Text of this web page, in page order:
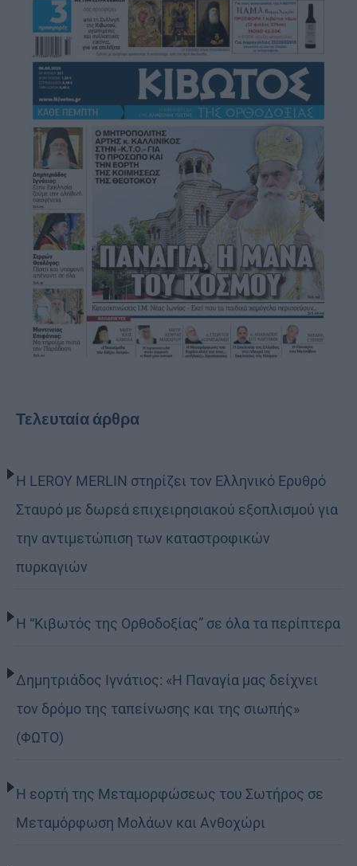
Τελευταία άρθρα
Η LEROY MERLIN στηρίζει τον Ελληνικό Ερυθρό
Σταυρό με δωρεά επιχειρησιακού εξοπλισμού για
την αντιμετώπιση των καταστροφικών
πυρκαγιών
Η “Κιβωτός της Ορθοδοξίας” σε όλα τα περίπτερα
Δημητριάδος Ιγνάτιος: «Η Παναγία μας δείχνει
τον δρόμο της ταπείνωσης και της σιωπής»
(ΦΩΤΟ)
Η εορτή της Μεταμορφώσεως του Σωτήρος σε
Μεταμόρφωση Μολάων και Ανθοχώρι